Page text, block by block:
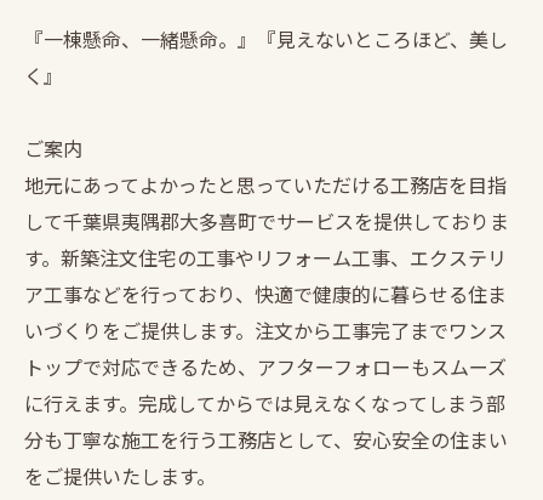
『一棟懸命、一緒懸命。』『見えないところほど、美し
く』
ご案内
地元にあってよかったと思っていただける工務店を目指
して千葉県夷隅郡大多喜町でサービスを提供しておりま
す。新築注文住宅の工事やリフォーム工事、エクステリ
ア工事などを行っており、快適で健康的に暮らせる住ま
いづくりをご提供します。注文から工事完了までワンス
トップで対応できるため、アフターフォローもスムーズ
に行えます。完成してからでは見えなくなってしまう部
分も丁寧な施工を行う工務店として、安心安全の住まい
をご提供いたします。